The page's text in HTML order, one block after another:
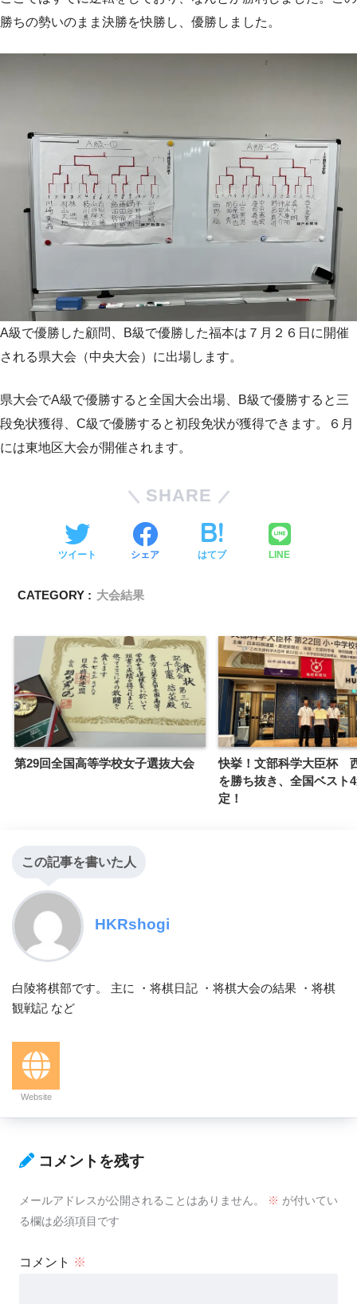
勝ちの勢いのまま決勝を快勝し、優勝しました。
A級で優勝した顧問、B級で優勝した福本は７月２６日に開催
される県大会（中央大会）に出場します。
県大会でA級で優勝すると全国大会出場、B級で優勝すると三
段免状獲得、C級で優勝すると初段免状が獲得できます。６月
には東地区大会が開催されます。
SHARE
ツイート シェア はてブ LINE
CATEGORY : 大会結果
第29回全国高等学校女子選抜大会
快挙！文部科学大臣杯
を勝ち抜き、全国ベスト
定！
この記事を書いた人
HKRshogi
白陵将棋部です。 主に ・将棋日記 ・将棋大会の結果 ・将棋
観戦記 など
Website
コメントを残す
メールアドレスが公開されることはありません。 ※ が付いてい
る欄は必須項目です
コメント ※